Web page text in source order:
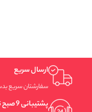
ارسال سریع
سفارشتان سریع
پشتیبانی 9 صبح تا 9 شب